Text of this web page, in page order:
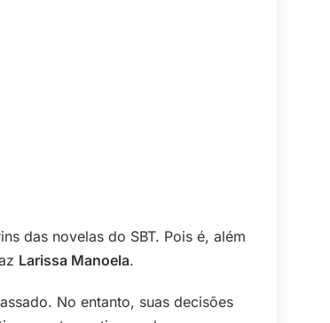
das novelas do SBT. Pois é, além
Larissa Manoela.
No entanto, suas decisões